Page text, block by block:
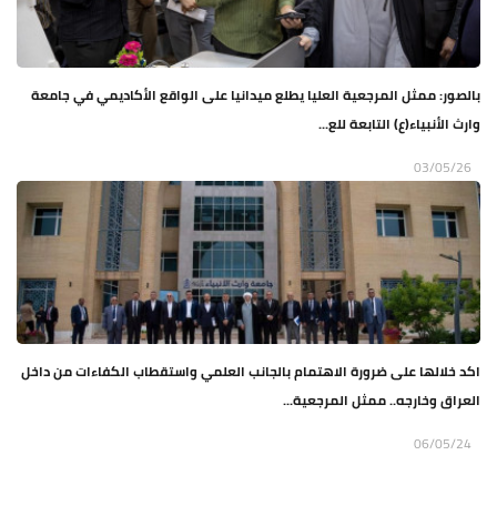
بالصور: ممثل المرجعية العليا يطلع ميدانيا على الواقع الأكاديمي في جامعة
وارث الأنبياء(ع) التابعة للع...
03/05/26
اكد خلالها على ضرورة الاهتمام بالجانب العلمي واستقطاب الكفاءات من داخل
العراق وخارجه.. ممثل المرجعية...
06/05/24